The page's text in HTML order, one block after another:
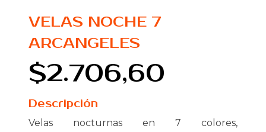
VELAS NOCHE 7
ARCANGELES
$2.706,60
Descripción
Velas nocturnas en 7 colores,